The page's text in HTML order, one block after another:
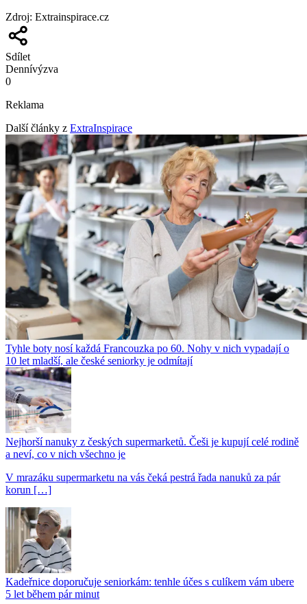
Zdroj: Extrainspirace.cz
Sdílet
Dennívýzva
0
Reklama
Další články z ExtraInspirace
Tyhle boty nosí každá Francouzka po 60. Nohy v nich vypadají o
10 let mladší, ale české seniorky je odmítají
Nejhorší nanuky z českých supermarketů. Češi je kupují celé rodině
a neví, co v nich všechno je
V mrazáku supermarketu na vás čeká pestrá řada nanuků za pár
korun […]
Kadeřnice doporučuje seniorkám: tenhle účes s culíkem vám ubere
5 let během pár minut